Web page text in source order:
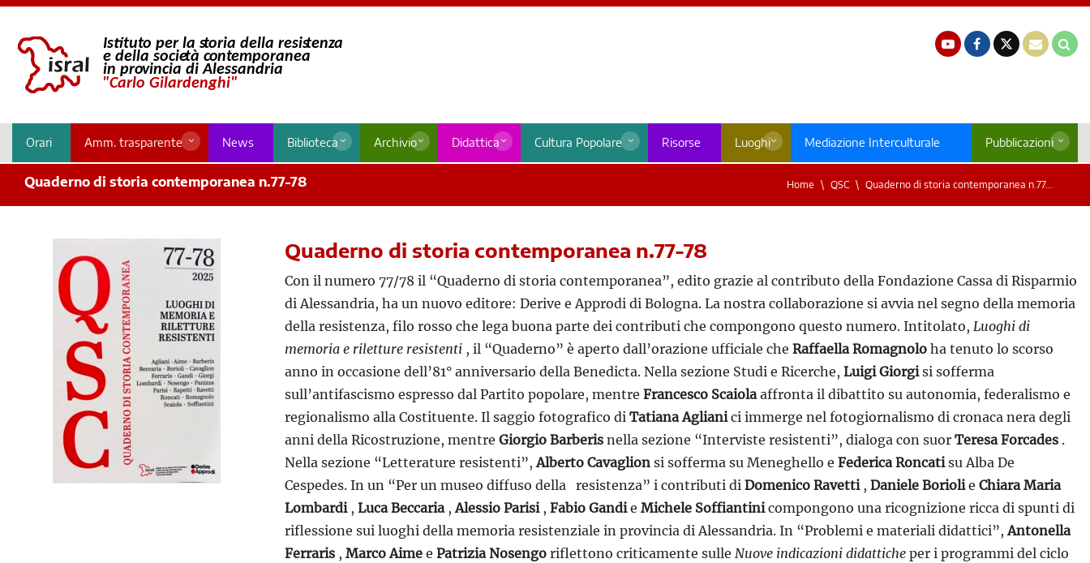
Orari Amm. trasparente News Biblioteca Archivio Didattica Cultura Popolare Risorse Luoghi Mediazione Interculturale Pubblicazioni
Quaderno di storia contemporanea n.77-78 Home QSC Quaderno di storia contemporanea n.77...
Quaderno di storia contemporanea n.77-78
Con il numero 77/78 il “Quaderno di storia contemporanea”, edito grazie al contributo della Fondazione Cassa di Risparmio
di Alessandria, ha un nuovo editore: Derive e Approdi di Bologna. La nostra collaborazione si avvia nel segno della memoria
della resistenza, filo rosso che lega buona parte dei contributi che compongono questo numero. Intitolato, Luoghi di
memoria e riletture resistenti , il “Quaderno” è aperto dall’orazione ufficiale che Raffaella Romagnolo ha tenuto lo scorso
anno in occasione dell’81° anniversario della Benedicta. Nella sezione Studi e Ricerche, Luigi Giorgisi sofferma
sull’antifascismo espresso dal Partito popolare, mentre Francesco Scaiolaaffronta il dibattito su autonomia, federalismo e
regionalismo alla Costituente. Il saggio fotografico di Tatiana Aglianici immerge nel fotogiornalismo di cronaca nera degli
anni della Ricostruzione, mentre Giorgio Barberis nella sezione “Interviste resistenti”, dialoga con suor Teresa Forcades .
Nella sezione “Letterature resistenti”,Alberto Cavaglion si sofferma su Meneghello e Federica Roncatisu Alba De
Cespedes. In un “Per un museo diffuso della resistenza” i contributi di Domenico Ravetti, Daniele Boriolie Chiara Maria
Lombardi, Luca Beccaria,Alessio Parisi, Fabio Gandie Michele Soffiantinicompongono una ricognizione ricca di spunti di
riflessione sui luoghi della memoria resistenziale in provincia di Alessandria. In “Problemi e materiali didattici”,Antonella
Ferraris , Marco Aime e Patrizia Nosengo riflettono criticamente sulle Nuove indicazioni didattiche per i programmi del ciclo